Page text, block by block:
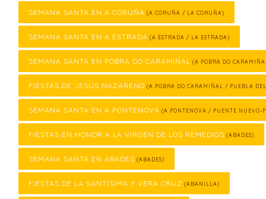
SEMANA SANTA EN A CORUÑA (A CORUÑA / LA CORUÑA)
SEMANA SANTA EN A ESTRADA (A ESTRADA / LA ESTRADA)
SEMANA SANTA EN POBRA DO CARAMIÑAL (A POBRA DO
FIESTAS DE JESÚS NAZARENO (A POBRA DO CARAMIÑAL / PUEBLA
SEMANA SANTA EN A PONTENOVA (A PONTENOVA / PUENTE NUEVO-
FIESTAS EN HONOR A LA VIRGEN DE LOS REMEDIOS (ABADES)
SEMANA SANTA EN ABADES (ABADES)
FIESTAS DE LA SANTÍSIMA Y VERA CRUZ (ABANILLA)